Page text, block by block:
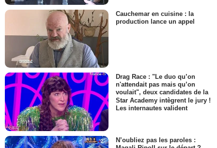
Cauchemar en cuisine : la
production lance un appel
Drag Race : "Le duo qu’on
n'attendait pas mais qu’on
voulait", deux candidates de la
Star Academy intègrent le jury !
Les internautes valident
N’oubliez pas les paroles :